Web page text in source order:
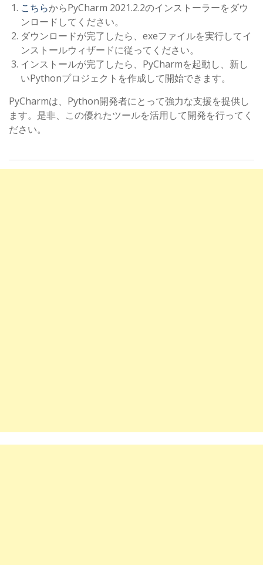
こちらからPyCharm 2021.2.2のインストーラーをダウ
ンロードしてください。
ダウンロードが完了したら、exeファイルを実行してイ
ンストールウィザードに従ってください。
インストールが完了したら、PyCharmを起動し、新し
いPythonプロジェクトを作成して開始できます。
PyCharmは、Python開発者にとって強力な支援を提供し
ます。是非、この優れたツールを活用して開発を行ってく
ださい。